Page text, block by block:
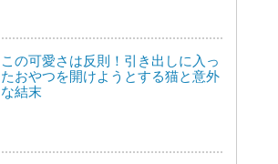
この可愛さは反則！引き出しに入っ
たおやつを開けようとする猫と意外
な結末